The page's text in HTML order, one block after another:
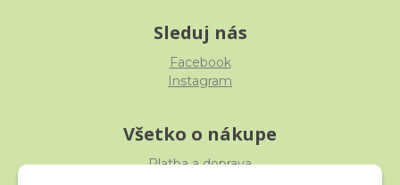
Sleduj nás
Facebook
Instagram
Všetko o nákupe
Platba a doprava